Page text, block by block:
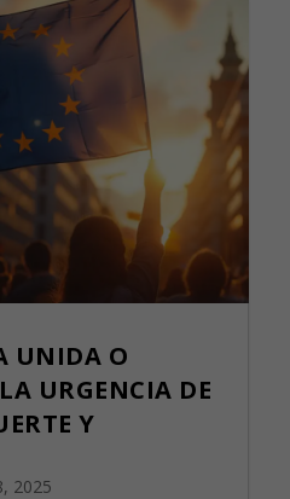
UNIDA O
URGENCIA DE
Y
2025